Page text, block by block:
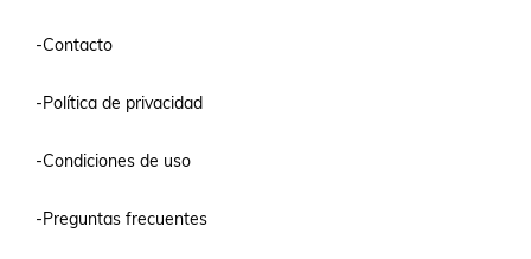
-Contacto
-Política de privacidad
-Condiciones de uso
-Preguntas frecuentes